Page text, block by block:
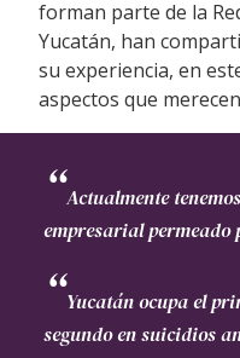
forman parte de la
Yucatán, han
su experiencia, en
aspectos que
Actualmente
empresarial
Yucatán ocupa el
segundo en suicidios